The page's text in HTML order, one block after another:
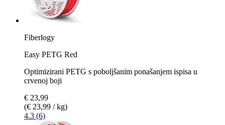
Fiberlogy
Easy PETG Red
Optimizirani PETG s poboljšanim ponašanjem ispisa u
crvenoj boji
€ 23,99
(€ 23,99 / kg)
4.3 (6)